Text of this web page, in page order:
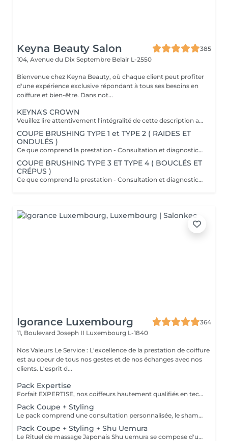
Keyna Beauty Salon
385
104, Avenue du Dix Septembre Belair L-2550
Bienvenue chez Keyna Beauty, où chaque client peut profiter
d'une expérience exclusive répondant à tous ses besoins en
coiffure et bien-être. Dans not...
KEYNA'S CROWN
Veuillez lire attentivement l'intégralité de cette description avant de prendre votre rendez-vous. En procédant à une réservation, vous acceptez l'intégralité de ces conditions. Aucune réclamation ne sera recevable en cas de non-respect des conditions. Important: les cheveux doivent être propres à 100 %, complètement secs et dépourvus de tout produit. Ils doivent être détachés, non tressés, sans attache, chignon ou noeuds. Yasmine, notre experte boucles, débute toujours par une coupe à sec adaptée à l'état de vos cheveux afin de mettre en valeur chaque boucle avec précision. Cette coupe vise à raviver votre style et à apporter du dynamisme à votre chevelure, tout en offrant une coiffure facile à entretenir les jours où vous préférez un styling minimal. Au fur et à mesure que vos cheveux sèchent, vos boucles se reposent naturellement et scintillent. Ce que comprend la prestation - Consultation et diagnostic personnalisés des cheveux et de leur type - Bain nourrissant et revitalisant - Masque nourrissant et hydratant - Soin sans rinçage - Soin de fixation des boucles (définition des boucles) Séchage et mise en forme: - Séchage avec diffuseur - Mise en forme des cheveux - Vérification de la coupe sur cheveux secs - Conseils pratiques pour maîtriser le coiffage à domicile - Recommandations personnalisées sur les produits adaptés à votre type de cheveux Toute arrivée retardée de 15-30 minutes ou plus entraînera l'annulation automatique du rendez-vous.
COUPE BRUSHING TYPE 1 et TYPE 2 ( RAIDES ET
ONDULÉS )
Ce que comprend la prestation - Consultation et diagnostic personnalisés des cheveux - Shampooing adapté aux besoin du Cheveu - Masque nourrissant et hydratant - Protection chaleur - Coupe - Brushing et mis en forme - Fixateur ou serum Toute arrivée retardée de 15-30 minutes ou plus entraînera l'annulation automatique du rendez-vous.
COUPE BRUSHING TYPE 3 ET TYPE 4 ( BOUCLÉS ET
CRÉPUS )
Ce que comprend la prestation - Consultation et diagnostic personnalisés des cheveux - Shampooing adapté aux besoin du Cheveu - Masque nourrissant et hydratant - Protection chaleur - Coupe - Brushing et mis en forme - Fixateur ou serum Toute arrivée retardée de 15-30 minutes ou plus entraînera l'annulation automatique du rendez-vous.
Igorance Luxembourg
364
11, Boulevard Joseph II Luxembourg L-1840
Nos Valeurs Le Service : L'excellence de la prestation de coiffure
est au coeur de tous nos gestes et de nos échanges avec nos
clients. L'esprit d...
Pack Expertise
Forfait EXPERTISE, nos coiffeurs hautement qualifiés en technique anglo-saxonne, en formation continu et diplômés d’une académie anglaise à Paris. Vous offre une séance d’une heure avec votre coach en suivi beauté. Ce pack inclus : 1 h de prestation Un diagnostique personnalisé Shampoing spécifique Haircare Conditioner spécifique Produit de coiffage Coupe Styling Produit de finition
Pack Coupe + Styling
Le pack comprend une consultation personnalisée, le shampooing et le conditionneur spécifiques REDKEN , la coupe IGORANCE (finitions sur cheveux secs) , le séchage et les produits de styling REDKEN * Tarifs à titre indicatifs à confirmer après la consultation personnalisée établit auprès de votre coiffeur/stylist/spécialiste * La direction se réserve le droit d’apporter des modifications pour le bon fonctionnement du salon
Pack Coupe + Styling + Shu Uemura
Le Rituel de massage Japonais Shu uemura se compose d'un shampooing et d'un soin d'une durée de 30 minutes pour une relaxation une une réparation intense du cheveu et ensuite le pack coupe styling